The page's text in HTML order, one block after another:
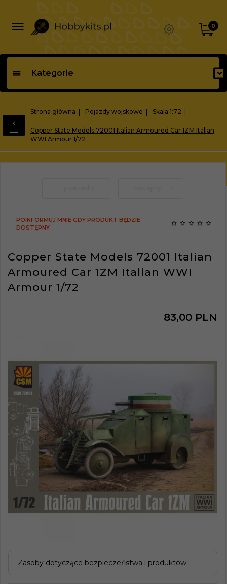
0
Kategorie
Strona główna Pojazdy wojskowe Skala 1:72
Copper State Models 72001 Italian Armoured Car 1ZM Italian
WWI Armour 1/72
POINFORMUJ MNIE GDY PRODUKT BĘDZIE
DOSTĘPNY
Copper State Models 72001 Italian
Armoured Car 1ZM Italian WWI
Armour 1/72
83,00 PLN
Zasoby dotyczące bezpieczeństwa i produktów